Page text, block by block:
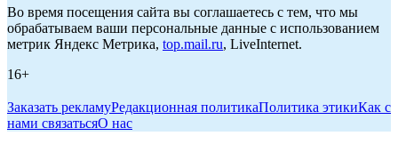
Во время посещения сайта вы соглашаетесь с тем, что мы
обрабатываем ваши персональные данные с использованием
метрик Яндекс Метрика, top.mail.ru, LiveInternet.
16+
Заказать рекламуРедакционная политикаПолитика этикиКак с
нами связатьсяО нас